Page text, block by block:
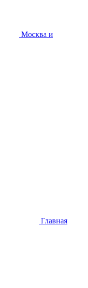
Москва и
Главная